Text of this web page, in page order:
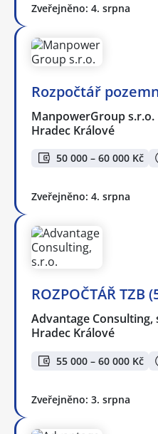
Zveřejněno: 4. srpna
Rozpočtář
ManpowerGroup s.r.o.
Hradec Králové
50 000 – 60 000 Kč
Zveřejněno: 4. srpna
ROZPOČTÁŘ TZB
Advantage Consulting,
Hradec Králové
55 000 – 60 000 Kč
Zveřejněno: 3. srpna